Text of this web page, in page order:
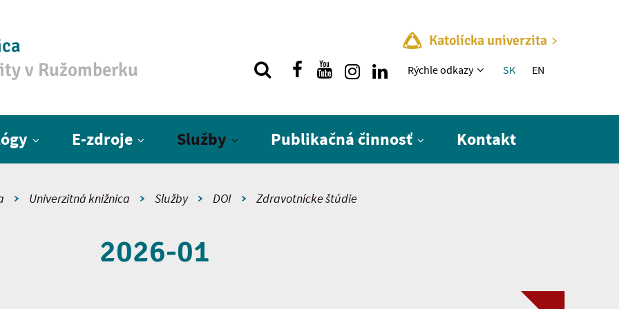
v Ružomberku
Katolícka univerzita
Rýchle menu
Rýchle odkazy SK EN
E-zdroje Služby Publikačná činnosť Kontakt
Univerzitná knižnica Služby DOI Zdravotnícke štúdie
2026-01